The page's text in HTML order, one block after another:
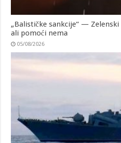
„Balističke sankcije“ —
ali pomoći nema
05/08/2026